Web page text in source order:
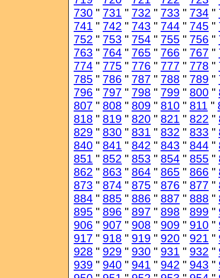
730 " 731 " 732 " 733 " 734 "
741 " 742 " 743 " 744 " 745 "
752 " 753 " 754 " 755 " 756 "
763 " 764 " 765 " 766 " 767 "
774 " 775 " 776 " 777 " 778 "
785 " 786 " 787 " 788 " 789 "
796 " 797 " 798 " 799 " 800 "
807 " 808 " 809 " 810 " 811 "
818 " 819 " 820 " 821 " 822 "
829 " 830 " 831 " 832 " 833 "
840 " 841 " 842 " 843 " 844 "
851 " 852 " 853 " 854 " 855 "
862 " 863 " 864 " 865 " 866 "
873 " 874 " 875 " 876 " 877 "
884 " 885 " 886 " 887 " 888 "
895 " 896 " 897 " 898 " 899 "
906 " 907 " 908 " 909 " 910 "
917 " 918 " 919 " 920 " 921 "
928 " 929 " 930 " 931 " 932 "
939 " 940 " 941 " 942 " 943 "